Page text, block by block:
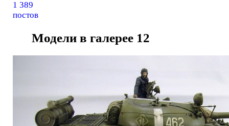
1 389
постов
Модели в галерее 12